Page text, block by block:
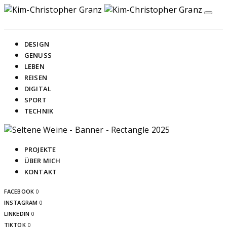
DESIGN
GENUSS
LEBEN
REISEN
DIGITAL
SPORT
TECHNIK
PROJEKTE
ÜBER MICH
KONTAKT
FACEBOOK 0
INSTAGRAM 0
LINKEDIN 0
TIKTOK 0